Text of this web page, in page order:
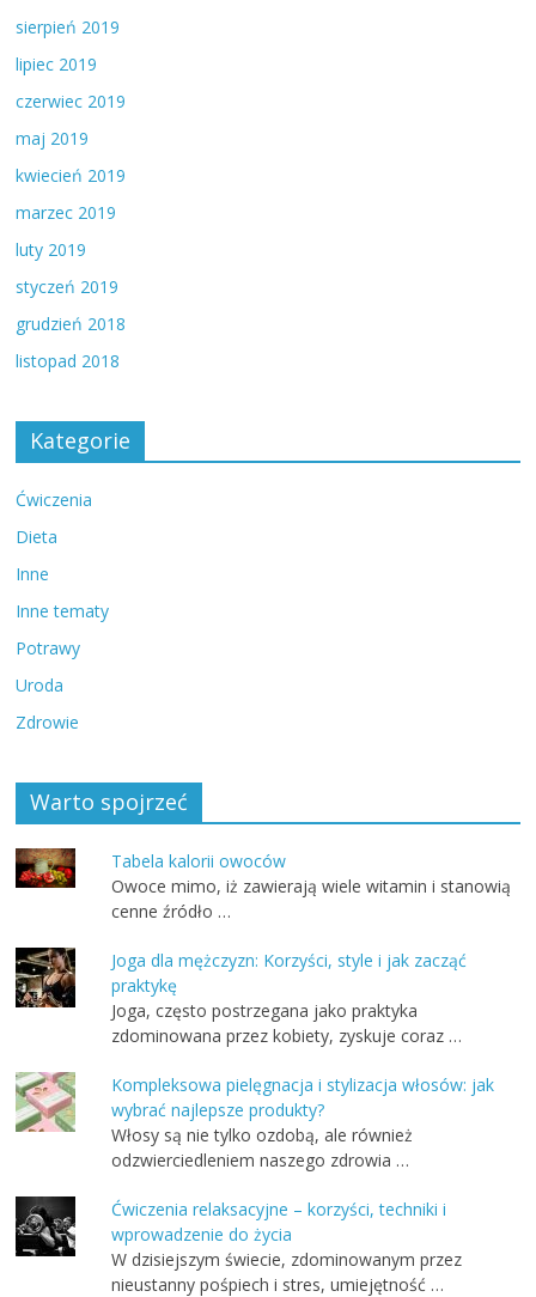
sierpień 2019
lipiec 2019
czerwiec 2019
maj 2019
kwiecień 2019
marzec 2019
luty 2019
styczeń 2019
grudzień 2018
listopad 2018
Kategorie
Ćwiczenia
Dieta
Inne
Inne tematy
Potrawy
Uroda
Zdrowie
Warto spojrzeć
Tabela kalorii owoców
Owoce mimo, iż zawierają wiele witamin i stanowią
cenne źródło …
Joga dla mężczyzn: Korzyści, style i jak zacząć
praktykę
Joga, często postrzegana jako praktyka
zdominowana przez kobiety, zyskuje coraz …
Kompleksowa pielęgnacja i stylizacja włosów: jak
wybrać najlepsze produkty?
Włosy są nie tylko ozdobą, ale również
odzwierciedleniem naszego zdrowia …
Ćwiczenia relaksacyjne – korzyści, techniki i
wprowadzenie do życia
W dzisiejszym świecie, zdominowanym przez
nieustanny pośpiech i stres, umiejętność …